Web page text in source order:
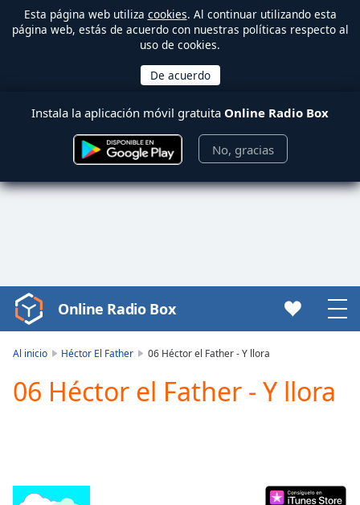
Esta página web utiliza cookies. Al continuar utilizando esta
página web, estás de acuerdo con nuestras políticas respecto al
uso de cookies.
Instala la aplicación móvil gratuita Online Radio Box
No, gracias
Video
Player
Play
Video
Mute
Online Radio Box
Al inicio Héctor El Father 06 Héctor el Father - Y llora
06 Héctor el Father - Y llora